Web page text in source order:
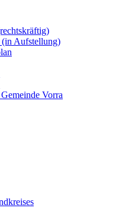
(in Aufstellung)
Vorra